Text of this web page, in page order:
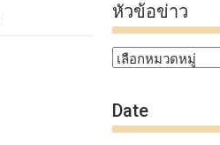
หัวข้อข่าว
หัวข้อ
Date